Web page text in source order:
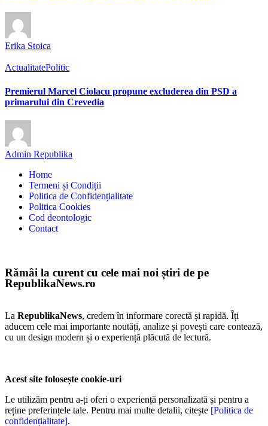
Erika Stoica
ActualitatePolitic
Premierul Marcel Ciolacu propune excluderea din PSD a
primarului din Crevedia
Admin Republika
Home
Termeni și Condiții
Politica de Confidențialitate
Politica Cookies
Cod deontologic
Contact
Rămâi la curent cu cele mai noi știri de pe
RepublikaNews.ro
La RepublikaNews, credem în informare corectă și rapidă. Îți
aducem cele mai importante noutăți, analize și povești care contează,
cu un design modern și o experiență plăcută de lectură.
Acest site folosește cookie-uri
Le utilizăm pentru a-ți oferi o experiență personalizată și pentru a
reține preferințele tale. Pentru mai multe detalii, citește [Politica de
confidențialitate].